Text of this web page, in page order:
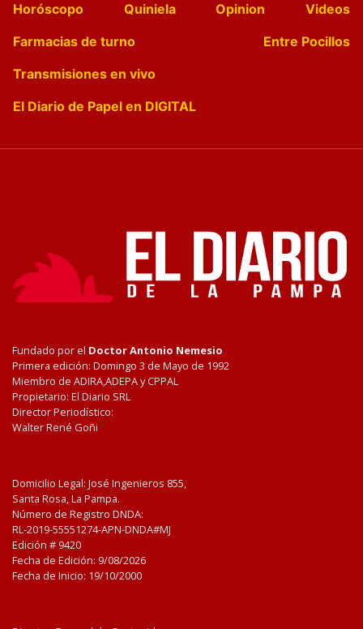
Horóscopo
Quiniela Opinion
Videos
Farmacias de turno
Entre Pocillos
Transmisiones en vivo
El Diario de Papel en DIGITAL
Fundado por el Doctor Antonio Nemesio
Primera edición: Domingo 3 de Mayo de 1992
Miembro de ADIRA,ADEPA y CPPAL
Propietario: El Diario SRL
Director Periodístico:
Walter René Goñi
Domicilio Legal: José Ingenieros 855,
Santa Rosa, La Pampa.
Número de Registro DNDA:
RL-2019-55551274-APN-DNDA#MJ
Edición # 9420
Fecha de Edición: 9/08/2026
Fecha de Inicio: 19/10/2000